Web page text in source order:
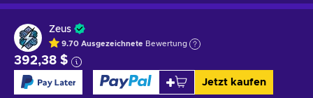
Zeus
9.70 Ausgezeichnete Bewertung
392,38 $
Jetzt kaufen